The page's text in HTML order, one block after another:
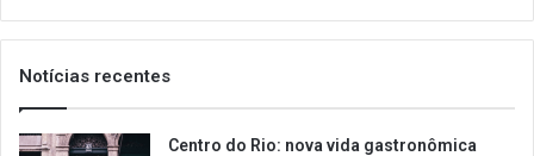
email
Notícias recentes
Centro do Rio: nova vida gastronômica